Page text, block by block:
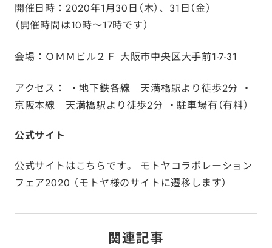
開催日時 ：2020年1月30日（木）、31日（金）
（開催時間は10時～17時です）
会場 ：ＯＭＭビル２Ｆ 大阪市中央区大手前1-7-31
アクセス ： ・地下鉄各線 天満橋駅より徒歩2分 ・
京阪本線 天満橋駅より徒歩2分 ・駐車場有（有料）
公式サイト
公式サイトはこちらです。 モトヤコラボレーション
フェア2020 （モトヤ様のサイトに遷移します）
関連記事